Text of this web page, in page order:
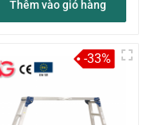
Thêm vào giỏ hàng
-33%